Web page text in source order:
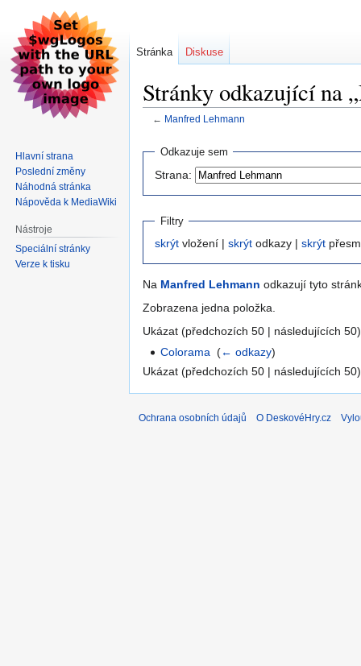
Stránky odkazující na
← Manfred Lehmann
Skočit
navigaci
Skočit
vyhledávání
Odkazuje sem
Strana:
Filtry
skrýt vložení | skrýt odkazy | skrýt
Na Manfred Lehmann odkazují tyto
Zobrazena jedna položka.
Ukázat (předchozích 50 | následujících
Colorama ‎(← odkazy)
Ukázat (předchozích 50 | následujících
Stránka Diskuse
Hlavní strana
Poslední změny
Náhodná stránka
Nápověda k MediaWiki
Nástroje
Speciální stránky
Verze k tisku
Ochrana osobních údajů O DeskovéHry.cz